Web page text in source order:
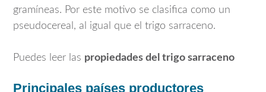
gramíneas. Por este motivo se clasifica como un
pseudocereal, al igual que el trigo sarraceno.
Puedes leer las propiedades del trigo sarraceno
Principales países productores